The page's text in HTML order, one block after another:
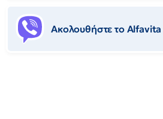
Ακολουθήστε το